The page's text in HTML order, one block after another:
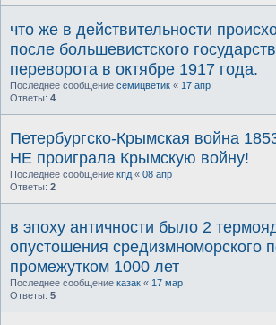
что же в действительности
после большевистского
переворота в октябре 1917 года.
Последнее сообщение семицветик « 17 апр
Ответы: 4
Петербургско-Крымская война
НЕ проиграла Крымскую войну!
Последнее сообщение кпд « 08 апр
Ответы: 2
в эпоху античности было 2
опустошения средизмноморского
промежутком 1000 лет
Последнее сообщение казак « 17 мар
Ответы: 5